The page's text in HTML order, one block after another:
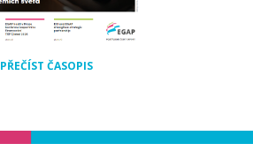
PŘEČÍST ČASOPIS